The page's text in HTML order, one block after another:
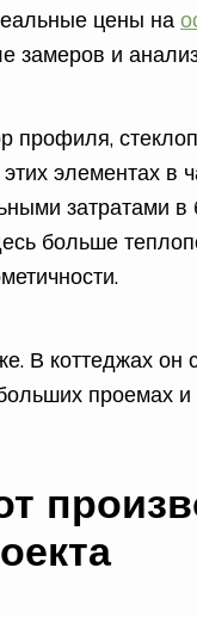
цены на
замеров и
профиля,
элементах в
затратами
больше
В коттеджах он
проемах